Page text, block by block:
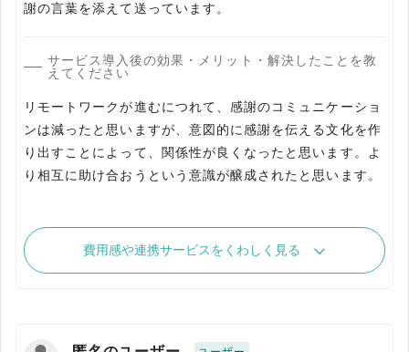
謝の言葉を添えて送っています。
サービス導入後の効果・メリット・解決したことを教
えてください
リモートワークが進むにつれて、感謝のコミュニケーショ
ンは減ったと思いますが、意図的に感謝を伝える文化を作
り出すことによって、関係性が良くなったと思います。よ
り相互に助け合おうという意識が醸成されたと思います。
費用感や連携サービスをくわしく見る